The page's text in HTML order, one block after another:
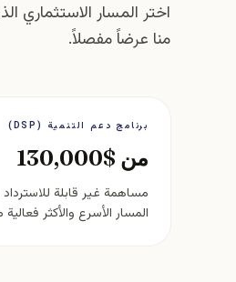
اختر المسار الاستثماري
منا عرضاً مفصلاً.
برنامج دعم التنمية (DSP)
من $130,000
مساهمة غير قابلة
المسار الأسرع والأكثر